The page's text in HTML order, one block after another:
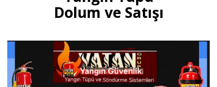
fabrikalar için beam (ışın) tipi
yangın dedektörü satış ve
Devamını Oku
Dolum ve Satışı